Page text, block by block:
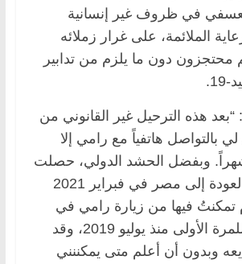
في ظروف غير إنسانية
الملائمة، على غرار زملائه
محتجزون دون ما يلزم من تدابير
هذه الترحيل غير القانوني من
بالتواصل هاتفياً مع رامي إلا
في 19 شهراً. وبفضل الحشد الدولي، حصلت
على الحق في العودة إلى مصر في فبراير 2021
تمكنتُ فيها من زيارة رامي في
السجن ورؤيته للمرة الأولى منذ يوليو 2019، وقد
وبدون أن أعلم متى يمكننني